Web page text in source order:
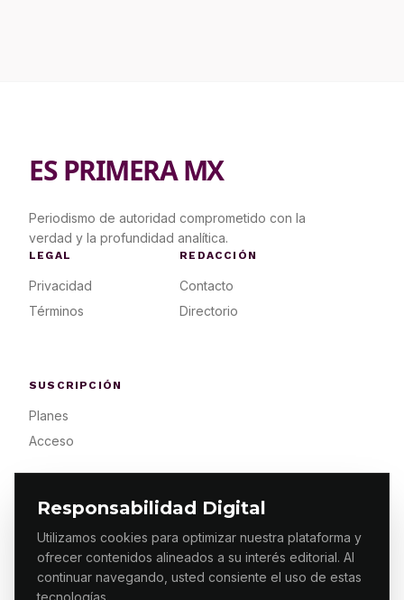
Responsabilidad Digital
Utilizamos cookies para optimizar nuestra plataforma y
ofrecer contenidos alineados a su interés editorial. Al
continuar navegando, usted consiente el uso de estas
tecnologías.
ES PRIMERA MX
Periodismo de autoridad comprometido con la
verdad y la profundidad analítica.
LEGAL
Privacidad
Términos
REDACCIÓN
Contacto
Directorio
SUSCRIPCIÓN
Planes
Acceso
© 2026 ES PRIMERA MX. ALGUNOS DERECHOS
RESERVADOS / DESIGNMAKING.MX